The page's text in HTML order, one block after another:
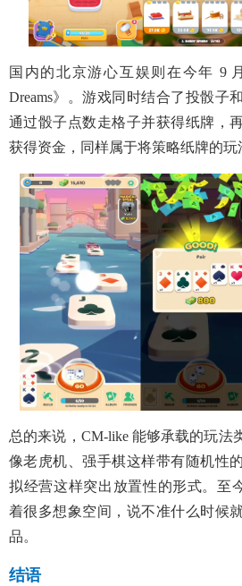
国内的北京游心互娱则在今年 9
Dreams》。游戏同时结合了投骰子
通过骰子点数走格子并获得纸牌，
获得资金，同样属于将策略纸牌的玩
总的来说，CM-like 能够承载的玩法
像老虎机、强手棋这样带有随机性
拟经营这样突出放置性的形式。至
着很多想象空间，说不准什么时候
品。
结语